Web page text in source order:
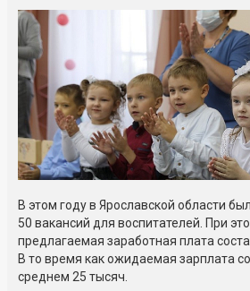
В этом году в Ярославской области
50 вакансий для воспитателей. При
предлагаемая заработная плата
В то время как ожидаемая зарплата
среднем 25 тысяч.